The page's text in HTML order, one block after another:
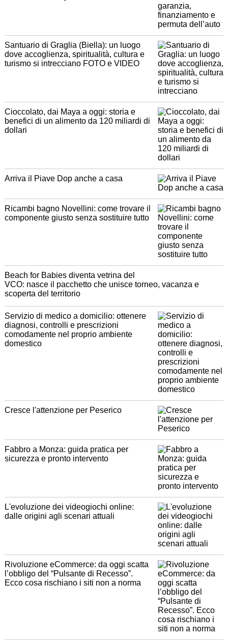
Santuario di Graglia (Biella): un luogo
dove accoglienza, spiritualità, cultura e
turismo si intrecciano FOTO e VIDEO
Cioccolato, dai Maya a oggi: storia e
benefici di un alimento da 120 miliardi di
dollari
Arriva il Piave Dop anche a casa
Ricambi bagno Novellini: come trovare il
componente giusto senza sostituire tutto
Beach for Babies diventa vetrina del
VCO: nasce il pacchetto che unisce torneo, vacanza e
scoperta del territorio
Servizio di medico a domicilio: ottenere
diagnosi, controlli e prescrizioni
comodamente nel proprio ambiente
domestico
Cresce l'attenzione per Peserico
Fabbro a Monza: guida pratica per
sicurezza e pronto intervento
L'evoluzione dei videogiochi online:
dalle origini agli scenari attuali
Rivoluzione eCommerce: da oggi scatta
l’obbligo del “Pulsante di Recesso”.
Ecco cosa rischiano i siti non a norma